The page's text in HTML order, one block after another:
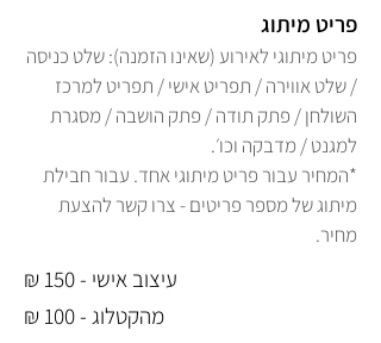
פריט מיתוג
פריט מיתוגי לאירוע (שאינו הזמנה): שלט כניסה
/ שלט אווירה / תפריט אישי / תפריט למרכז
השולחן / פתק תודה / פתק הושבה / מסגרת
למגנט / מדבקה וכו׳.
*המחיר עבור פריט מיתוגי אחד. עבור חבילת
מיתוג של מספר פריטים - צרו קשר להצעת
מחיר.
עיצוב אישי - 150 ₪
מהקטלוג - 100 ₪